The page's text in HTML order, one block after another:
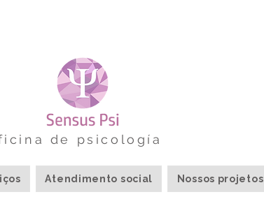
de psicología
Atendimento social Nossos projetos